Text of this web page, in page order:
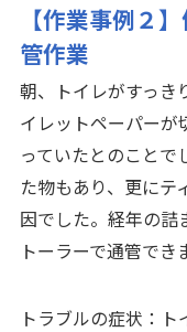
【作業事例２
管作業
朝、トイレがすっき
イレットペーパーが
っていたとのことで
た物もあり、更にテ
因でした。経年の詰
トーラーで通管でき
トラブルの症状：